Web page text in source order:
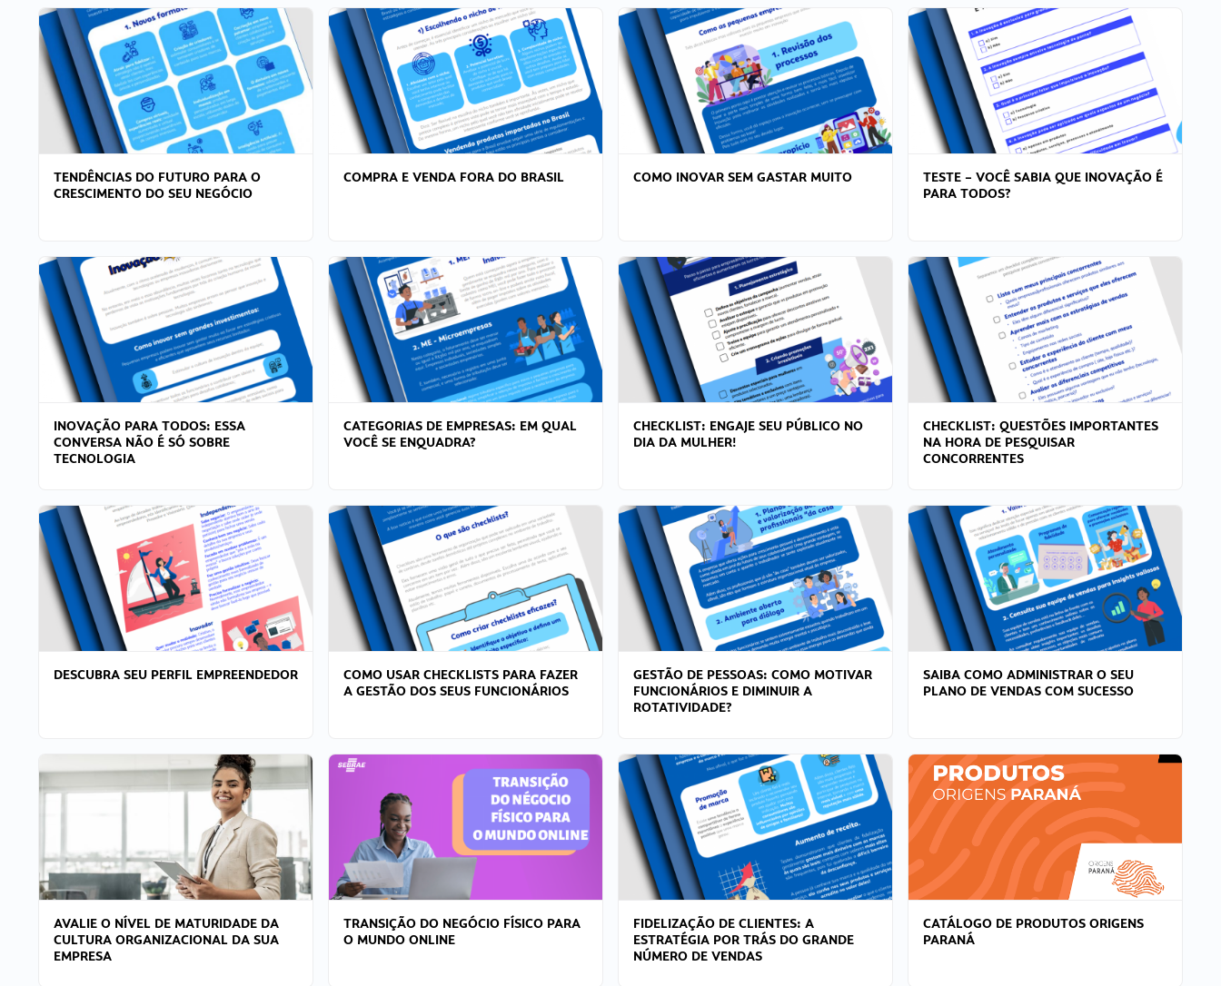
TENDÊNCIAS DO FUTURO PARA O
CRESCIMENTO DO SEU NEGÓCIO
COMPRA E VENDA FORA DO BRASIL COMO INOVAR SEM GASTAR MUITO
TESTE – VOCÊ SABIA QUE INOVAÇÃO É
PARA TODOS?
INOVAÇÃO PARA TODOS: ESSA
CONVERSA NÃO É SÓ SOBRE
TECNOLOGIA
CATEGORIAS DE EMPRESAS: EM QUAL
VOCÊ SE ENQUADRA?
CHECKLIST: ENGAJE SEU PÚBLICO NO
DIA DA MULHER!
CHECKLIST: QUESTÕES IMPORTANTES
NA HORA DE PESQUISAR
CONCORRENTES
DESCUBRA SEU PERFIL EMPREENDEDOR
COMO USAR CHECKLISTS PARA FAZER
A GESTÃO DOS SEUS FUNCIONÁRIOS
GESTÃO DE PESSOAS: COMO MOTIVAR
FUNCIONÁRIOS E DIMINUIR A
ROTATIVIDADE?
SAIBA COMO ADMINISTRAR O SEU
PLANO DE VENDAS COM SUCESSO
AVALIE O NÍVEL DE MATURIDADE DA
CULTURA ORGANIZACIONAL DA SUA
EMPRESA
TRANSIÇÃO DO NEGÓCIO FÍSICO PARA
O MUNDO ONLINE
FIDELIZAÇÃO DE CLIENTES: A
ESTRATÉGIA POR TRÁS DO GRANDE
NÚMERO DE VENDAS
CATÁLOGO DE PRODUTOS ORIGENS
PARANÁ